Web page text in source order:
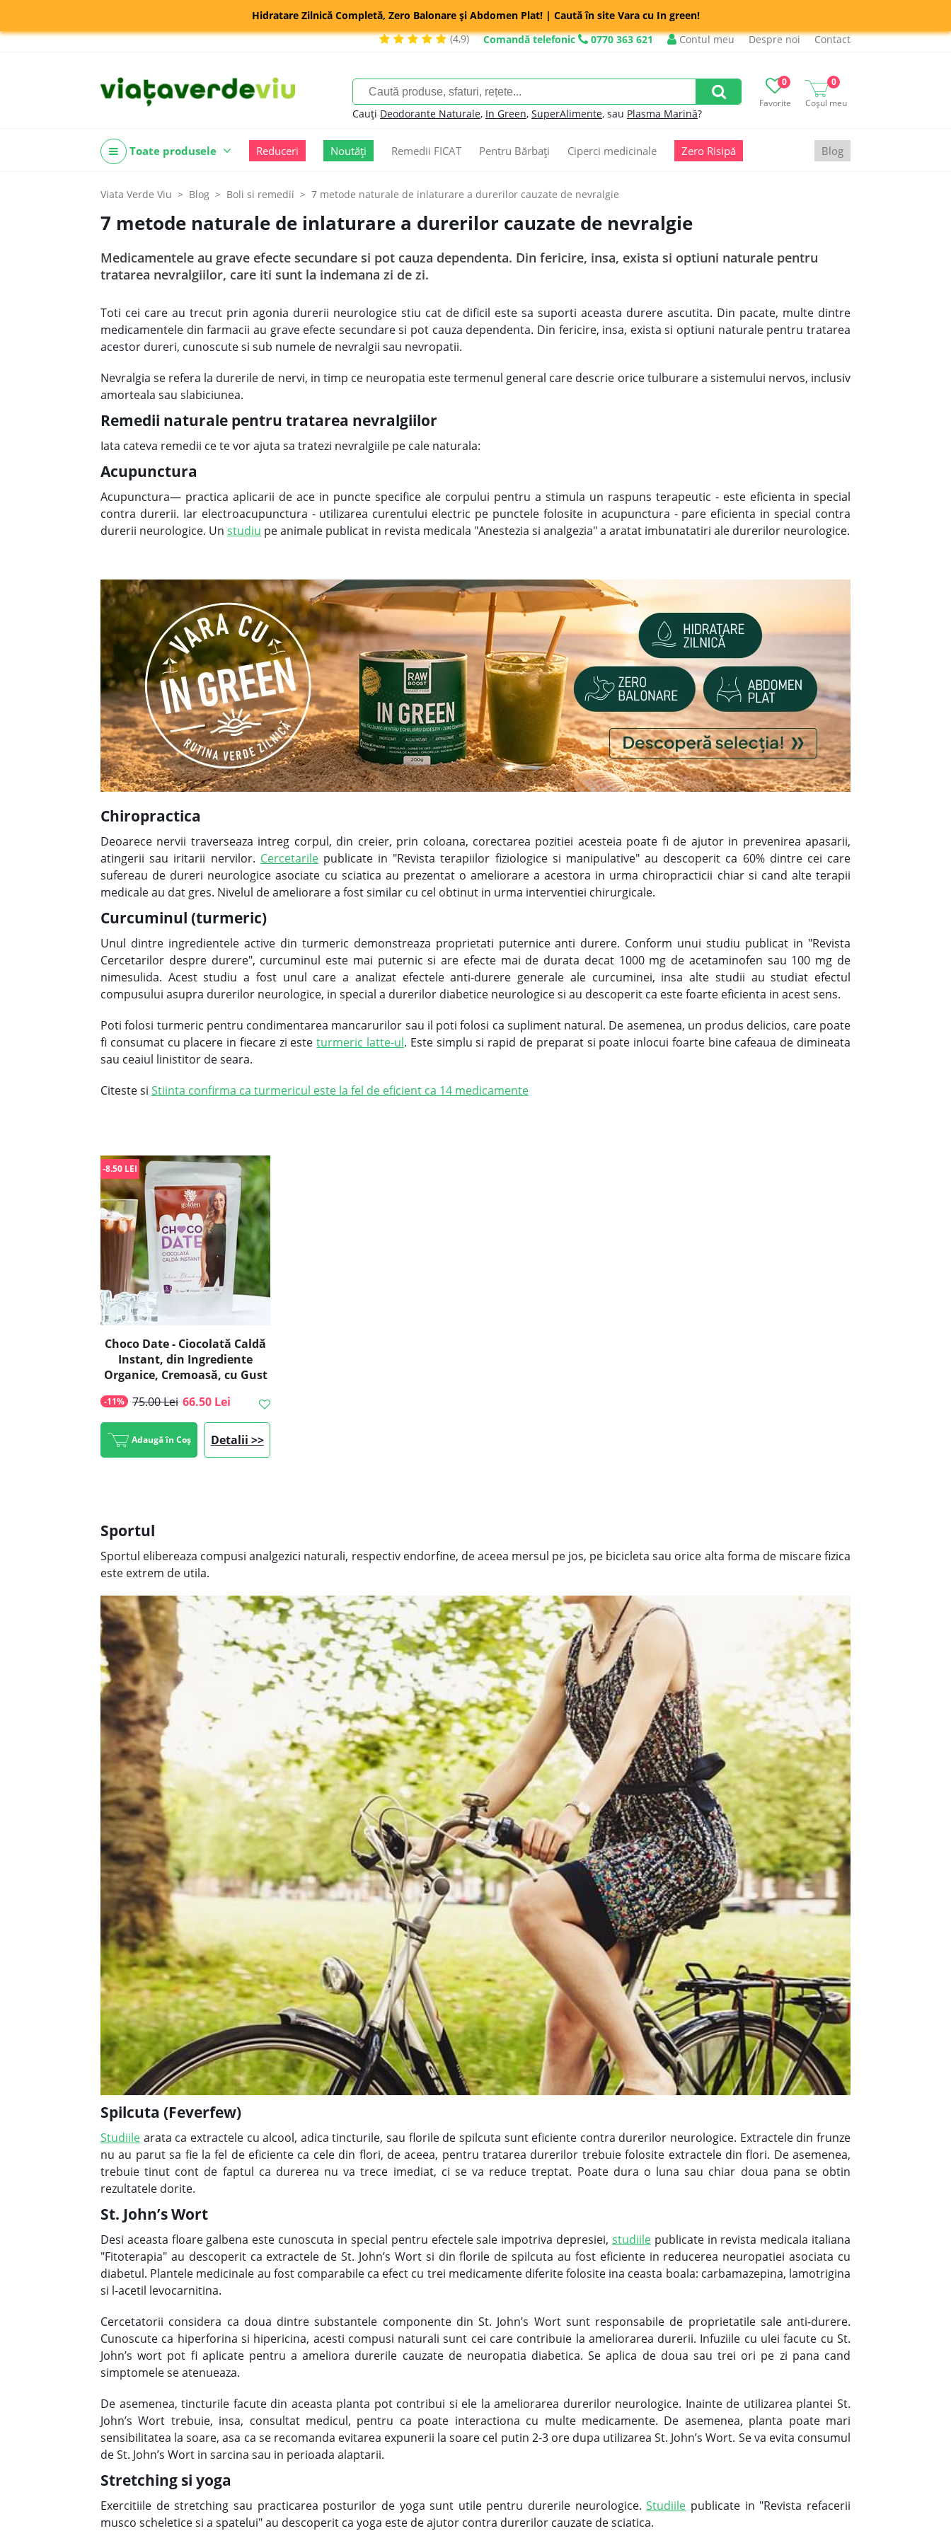
Hidratare Zilnică Completă, Zero Balonare și Abdomen Plat! | Caută în site Vara cu In green!
(4,9)
Comandă telefonic 0770 363 621 Contul meu Despre noi Contact
Favorite
0
Coșul meu
0
Cauți Deodorante Naturale, In Green, SuperAlimente, sau Plasma Marină?
Toate produsele Reduceri Noutăți Remedii FICAT Pentru Bărbați Ciperci medicinale Zero Risipă Blog
Viata Verde Viu Blog Boli si remedii 7 metode naturale de inlaturare a durerilor cauzate de nevralgie
7 metode naturale de inlaturare a durerilor cauzate de nevralgie
Medicamentele au grave efecte secundare si pot cauza dependenta. Din fericire, insa, exista si optiuni naturale pentru
tratarea nevralgiilor, care iti sunt la indemana zi de zi.
Toti cei care au trecut prin agonia durerii neurologice stiu cat de dificil este sa suporti aceasta durere ascutita. Din pacate, multe dintre
medicamentele din farmacii au grave efecte secundare si pot cauza dependenta. Din fericire, insa, exista si optiuni naturale pentru tratarea
acestor dureri, cunoscute si sub numele de nevralgii sau nevropatii.
Nevralgia se refera la durerile de nervi, in timp ce neuropatia este termenul general care descrie orice tulburare a sistemului nervos, inclusiv
amorteala sau slabiciunea.
Remedii naturale pentru tratarea nevralgiilor
Iata cateva remedii ce te vor ajuta sa tratezi nevralgiile pe cale naturala:
Acupunctura
Acupunctura— practica aplicarii de ace in puncte specifice ale corpului pentru a stimula un raspuns terapeutic - este eficienta in special
contra durerii. Iar electroacupunctura - utilizarea curentului electric pe punctele folosite in acupunctura - pare eficienta in special contra
durerii neurologice. Un studiu pe animale publicat in revista medicala "Anestezia si analgezia" a aratat imbunatatiri ale durerilor neurologice.
Chiropractica
Deoarece nervii traverseaza intreg corpul, din creier, prin coloana, corectarea pozitiei acesteia poate fi de ajutor in prevenirea apasarii,
atingerii sau iritarii nervilor. Cercetarilepublicate in "Revista terapiilor fiziologice si manipulative" au descoperit ca 60% dintre cei care
sufereau de dureri neurologice asociate cu sciatica au prezentat o ameliorare a acestora in urma chiropracticii chiar si cand alte terapii
medicale au dat gres. Nivelul de ameliorare a fost similar cu cel obtinut in urma interventiei chirurgicale.
Curcuminul (turmeric)
Unul dintre ingredientele active din turmeric demonstreaza proprietati puternice anti durere. Conform unui studiu publicat in "Revista
Cercetarilor despre durere", curcuminul este mai puternic si are efecte mai de durata decat 1000 mg de acetaminofen sau 100 mg de
nimesulida. Acest studiu a fost unul care a analizat efectele anti-durere generale ale curcuminei, insa alte studii au studiat efectul
compusului asupra durerilor neurologice, in special a durerilor diabetice neurologice si au descoperit ca este foarte eficienta in acest sens.
Poti folosi turmeric pentru condimentarea mancarurilor sau il poti folosi ca supliment natural. De asemenea, un produs delicios, care poate
fi consumat cu placere in fiecare zi esteturmeric latte-ul. Este simplu si rapid de preparat si poate inlocui foarte bine cafeaua de dimineata
sau ceaiul linistitor de seara.
Citeste si Stiinta confirma ca turmericul este la fel de eficient ca 14 medicamente
Choco Date - Ciocolată Caldă
Instant, din Ingrediente
Organice, Cremoasă, cu Gust
| Golden Flavours
-11% 75.00 Lei
-8.50 LEI
66.50 Lei
Adaugă în Coș Detalii >>
Sportul
Sportul elibereaza compusi analgezici naturali, respectiv endorfine, de aceea mersul pe jos, pe bicicleta sau orice alta forma de miscare fizica
este extrem de utila.
Spilcuta (Feverfew)
Studiile arata ca extractele cu alcool, adica tincturile, sau florile de spilcuta sunt eficiente contra durerilor neurologice. Extractele din frunze
nu au parut sa fie la fel de eficiente ca cele din flori, de aceea, pentru tratarea durerilor trebuie folosite extractele din flori. De asemenea,
trebuie tinut cont de faptul ca durerea nu va trece imediat, ci se va reduce treptat. Poate dura o luna sau chiar doua pana se obtin
rezultatele dorite.
St. John’s Wort
Desi aceasta floare galbena este cunoscuta in special pentru efectele sale impotriva depresiei, studiilepublicate in revista medicala italiana
"Fitoterapia" au descoperit ca extractele de St. John’s Wort si din florile de spilcuta au fost eficiente in reducerea neuropatiei asociata cu
diabetul. Plantele medicinale au fost comparabile ca efect cu trei medicamente diferite folosite ina ceasta boala: carbamazepina, lamotrigina
si l-acetil levocarnitina.
Cercetatorii considera ca doua dintre substantele componente din St. John’s Wort sunt responsabile de proprietatile sale anti-durere.
Cunoscute ca hiperforina si hipericina, acesti compusi naturali sunt cei care contribuie la ameliorarea durerii. Infuziile cu ulei facute cu St.
John’s wort pot fi aplicate pentru a ameliora durerile cauzate de neuropatia diabetica. Se aplica de doua sau trei ori pe zi pana cand
simptomele se atenueaza.
De asemenea, tincturile facute din aceasta planta pot contribui si ele la ameliorarea durerilor neurologice. Inainte de utilizarea plantei St.
John’s Wort trebuie, insa, consultat medicul, pentru ca poate interactiona cu multe medicamente. De asemenea, planta poate mari
sensibilitatea la soare, asa ca se recomanda evitarea expunerii la soare cel putin 2-3 ore dupa utilizarea St. John’s Wort. Se va evita consumul
de St. John’s Wort in sarcina sau in perioada alaptarii.
Stretching si yoga
Exercitiile de stretching sau practicarea posturilor de yoga sunt utile pentru durerile neurologice.Studiile publicate in "Revista refacerii
musco scheletice si a spatelui" au descoperit ca yoga este de ajutor contra durerilor cauzate de sciatica.